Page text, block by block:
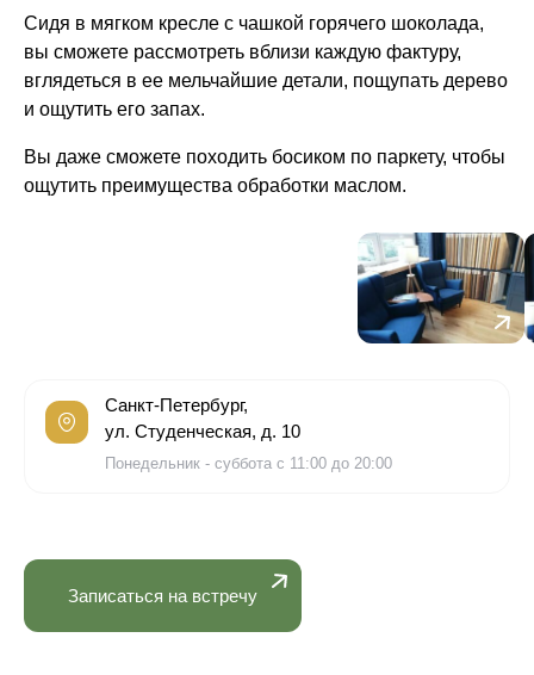
Сидя в мягком кресле с чашкой горячего шоколада,
вы сможете рассмотреть вблизи каждую фактуру,
вглядеться в ее мельчайшие детали, пощупать дерево
и ощутить его запах.
Вы даже сможете походить босиком по паркету, чтобы
ощутить преимущества обработки маслом.
Санкт-Петербург,
ул. Студенческая, д. 10
Понедельник - суббота с 11:00 до 20:00
Записаться на встречу